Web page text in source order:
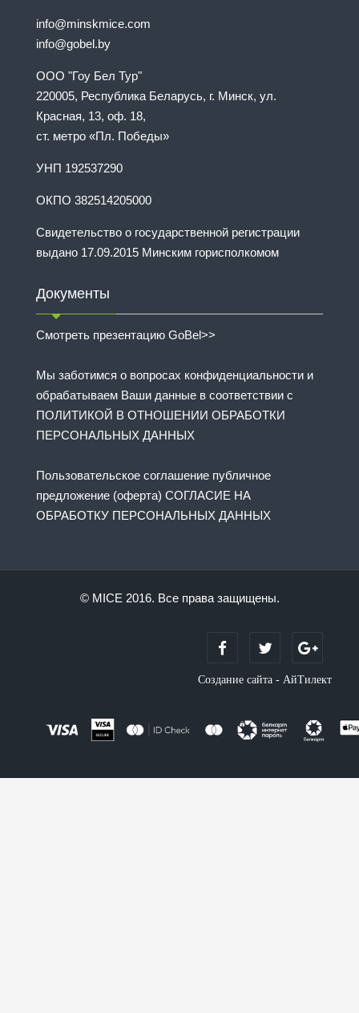
info@minskmice.com
info@gobel.by
ООО "Гоу Бел Тур"
220005, Республика Беларусь, г. Минск, ул.
Красная, 13, оф. 18,
ст. метро «Пл. Победы»
УНП 192537290
ОКПО 382514205000
Свидетельство о государственной регистрации
выдано 17.09.2015 Минским горисполкомом
Документы
Смотреть презентацию GoBel>>
Мы заботимся о вопросах конфиденциальности и
обрабатываем Ваши данные в соответствии с
ПОЛИТИКОЙ В ОТНОШЕНИИ ОБРАБОТКИ
ПЕРСОНАЛЬНЫХ ДАННЫХ
Пользовательское соглашение публичное
предложение (оферта) СОГЛАСИЕ НА
ОБРАБОТКУ ПЕРСОНАЛЬНЫХ ДАННЫХ
© MICE 2016. Все права защищены.
Создание сайта - АйТилект